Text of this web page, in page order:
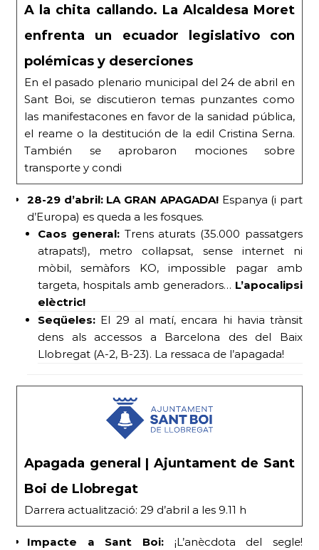
A la chita callando. La Alcaldesa Moret
enfrenta un ecuador legislativo con
polémicas y deserciones
En el pasado plenario municipal del 24 de abril en
Sant Boi, se discutieron temas punzantes como
las manifestacones en favor de la sanidad pública,
el reame o la destitución de la edil Cristina Serna.
También se aprobaron mociones sobre
transporte y condi
28-29 d’abril: LA GRAN APAGADA!Espanya (i part
d’Europa) es queda a les fosques.
Caos general:Trens aturats (35.000 passatgers
atrapats!), metro col·lapsat, sense internet ni
mòbil, semàfors KO, impossible pagar amb
targeta, hospitals amb generadors… L’apocalipsi
elèctric!
Seqüeles: El 29 al matí, encara hi havia trànsit
dens als accessos a Barcelona des del Baix
Llobregat (A-2, B-23). La ressaca de l’apagada!
Apagada general | Ajuntament de Sant
Boi de Llobregat
Darrera actualització: 29 d’abril a les 9.11 h
Impacte a Sant Boi: ¡L’anècdota del segle!